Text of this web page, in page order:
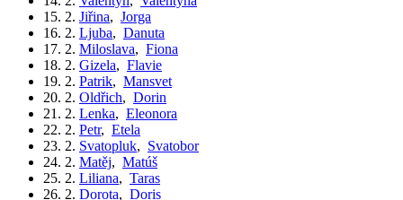
15. 2. Jiřina, Jorga
16. 2. Ljuba, Danuta
17. 2. Miloslava, Fiona
18. 2. Gizela, Flavie
19. 2. Patrik, Mansvet
20. 2. Oldřich, Dorin
21. 2. Lenka, Eleonora
22. 2. Petr, Etela
23. 2. Svatopluk, Svatobor
24. 2. Matěj, Matúš
25. 2. Liliana, Taras
26. 2. Dorota, Doris